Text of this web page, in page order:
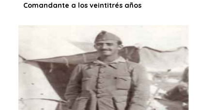
Comandante a los veintitrés años